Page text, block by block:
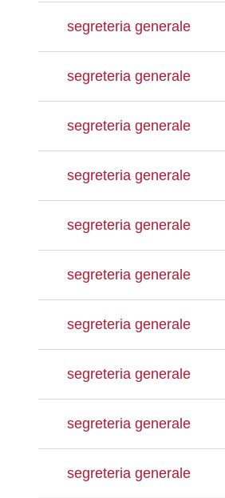
segreteria generale
segreteria generale
segreteria generale
segreteria generale
segreteria generale
segreteria generale
segreteria generale
segreteria generale
segreteria generale
segreteria generale